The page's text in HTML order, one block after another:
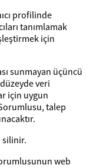
profilinde
tanımlamak
için
sunmayan üçüncü
veri
için uygun
talep
silinir.
web